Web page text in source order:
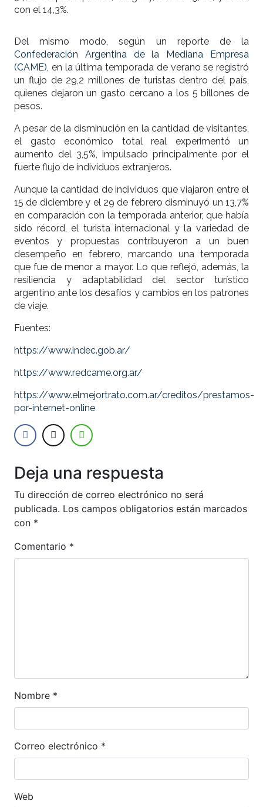
con el 14,3%.
Del mismo modo, según un reporte de la
Confederación Argentina de la Mediana Empresa
(CAME), en la última temporada de verano se registró
un flujo de 29,2 millones de turistas dentro del país,
quienes dejaron un gasto cercano a los 5 billones de
pesos.
A pesar de la disminución en la cantidad de visitantes,
el gasto económico total real experimentó un
aumento del 3,5%, impulsado principalmente por el
fuerte flujo de individuos extranjeros.
Aunque la cantidad de individuos que viajaron entre el
15 de diciembre y el 29 de febrero disminuyó un 13,7%
en comparación con la temporada anterior, que había
sido récord, el turista internacional y la variedad de
eventos y propuestas contribuyeron a un buen
desempeño en febrero, marcando una temporada
que fue de menor a mayor. Lo que reflejó, además, la
resiliencia y adaptabilidad del sector turístico
argentino ante los desafíos y cambios en los patrones
de viaje.
Fuentes:
https://www.indec.gob.ar/
https://www.redcame.org.ar/
https://www.elmejortrato.com.ar/creditos/prestamos-
por-internet-online
Deja una respuesta
Tu dirección de correo electrónico no será
publicada. Los campos obligatorios están marcados
con *
Comentario *
Nombre *
Correo electrónico *
Web